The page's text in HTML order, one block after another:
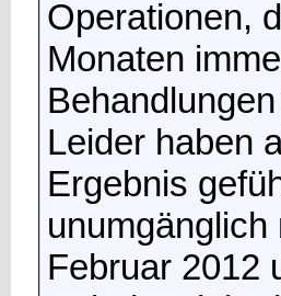
Operationen,
Monaten
Leider haben
Ergebnis
Februar 2012